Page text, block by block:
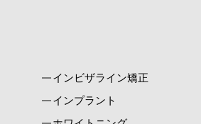
インビザライン矯正
インプラント